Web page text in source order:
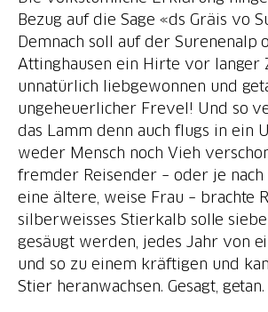
Bezug auf die Sage «ds Gräis vo
Demnach soll auf der Surenenalp
Attinghausen ein Hirte vor langer
unnatürlich liebgewonnen und
ungeheuerlicher Frevel! Und so
das Lamm denn auch flugs in ein
weder Mensch noch Vieh
fremder Reisender – oder je nach
eine ältere, weise Frau – brachte
silberweisses Stierkalb solle
gesäugt werden, jedes Jahr von
und so zu einem kräftigen und
Stier heranwachsen. Gesagt, getan.